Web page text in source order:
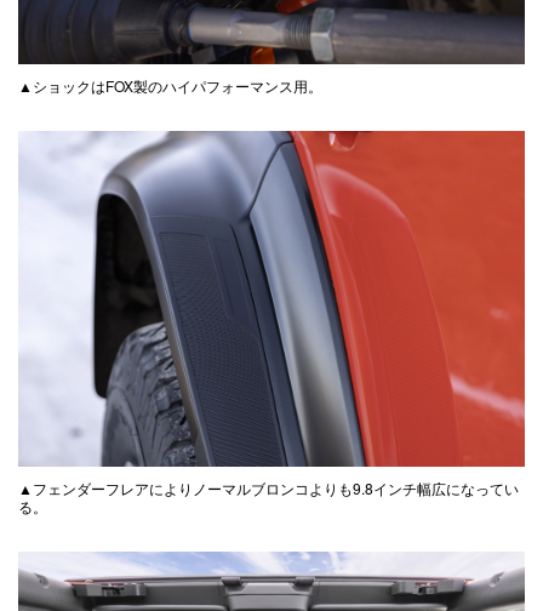
▲ショックはFOX製のハイパフォーマンス用。
▲フェンダーフレアによりノーマルブロンコよりも9.8インチ幅広になってい
る。